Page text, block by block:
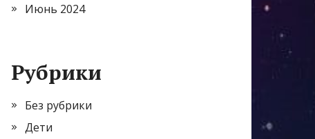
Июнь 2024
Рубрики
Без рубрики
Дети